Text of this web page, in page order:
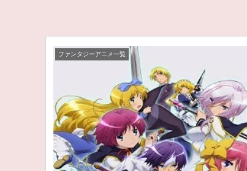
ファンタジーアニメ一覧